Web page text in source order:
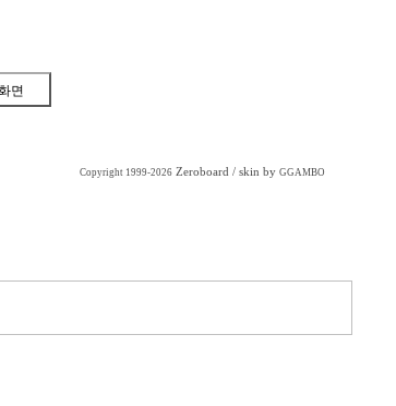
Copyright 1999-2026 Zeroboard / skin by GGAMBO